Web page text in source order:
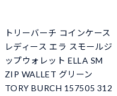
トリーバーチ コインケース
レディース エラ スモールジ
ップウォレット ELLA SM
ZIP WALLET グリーン
TORY BURCH 157505 312